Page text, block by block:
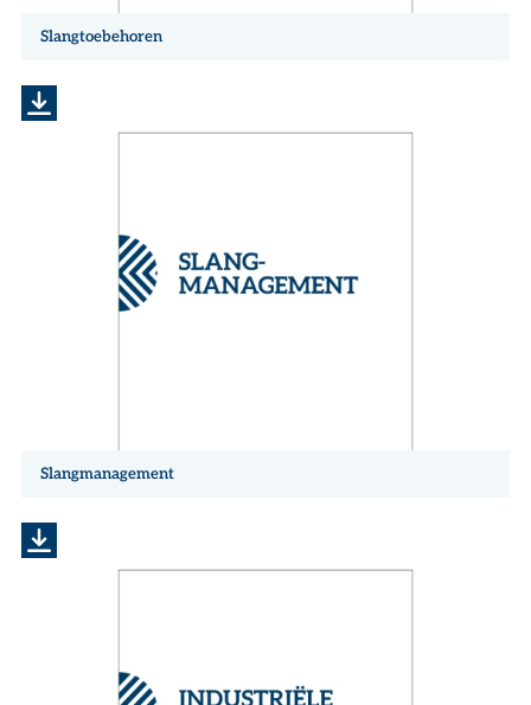
Slangtoebehoren
Slangmanagement